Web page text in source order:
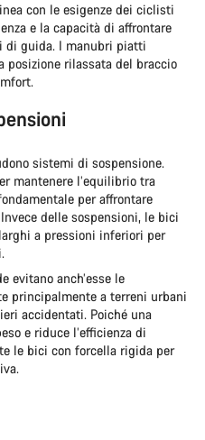
con le esigenze dei ciclisti
e la capacità di affrontare
di guida. I manubri piatti
posizione rilassata del braccio
sistemi di sospensione.
mantenere l’equilibrio tra
per affrontare
delle sospensioni, le bici
a pressioni inferiori per
evitano anch’esse le
principalmente a terreni urbani
accidentati. Poiché una
e riduce l’efficienza di
le bici con forcella rigida per